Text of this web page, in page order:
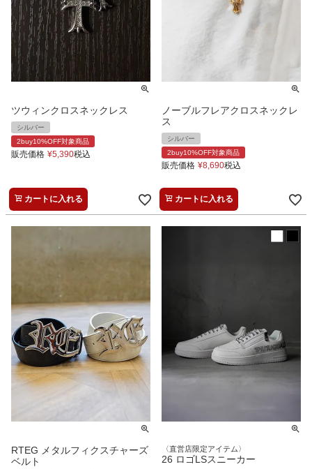
ツウィンクロスネックレス
シルバー
2buy10%OFF対象商品
販売価格 ¥5,390税込
カートに入れる
ノーブルフレアクロスネックレ
ス
シルバー
2buy10%OFF対象商品
販売価格 ¥8,690税込
カートに入れる
RTEG メタルフィクスチャーズ
ベルト
〈直営店限定アイテム〉
26 ロゴLSスニーカー